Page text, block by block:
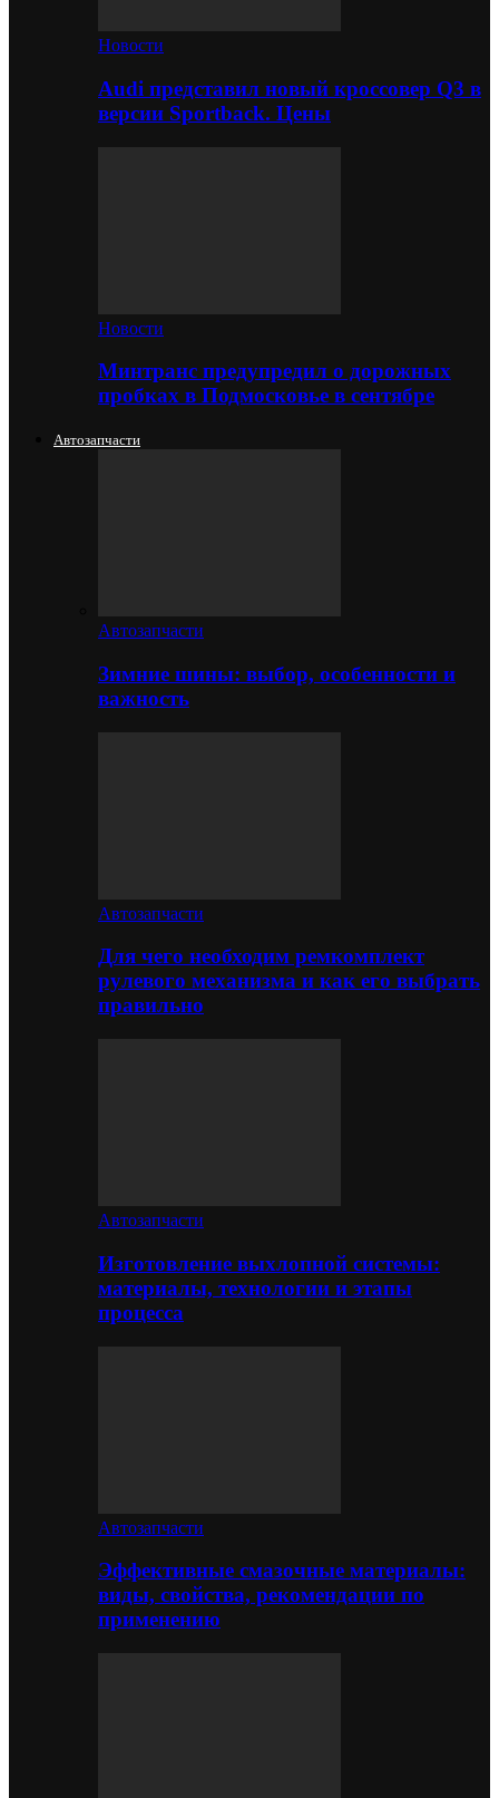
Новости
Audi представил новый кроссовер Q3 в
версии Sportback. Цены
Новости
Минтранс предупредил о дорожных
пробках в Подмосковье в сентябре
Автозапчасти
Автозапчасти
Зимние шины: выбор, особенности и
важность
Автозапчасти
Для чего необходим ремкомплект
рулевого механизма и как его выбрать
правильно
Автозапчасти
Изготовление выхлопной системы:
материалы, технологии и этапы
процесса
Автозапчасти
Эффективные смазочные материалы:
виды, свойства, рекомендации по
применению